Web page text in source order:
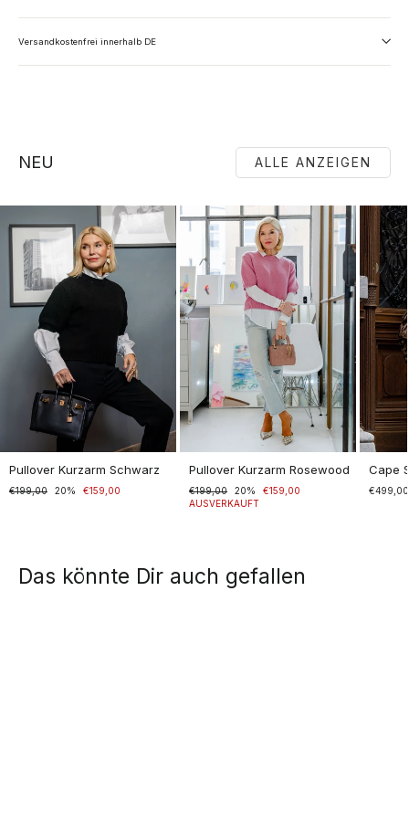
Versandkostenfrei innerhalb DE
NEU ALLE ANZEIGEN
Pullover Kurzarm Schwarz
Normaler
€199,00
Sonderpreis20% €159,00
Pullover Kurzarm Rosewood
Normaler
Preis
€199,00
Sonderpreis20%
€159,00
AUSVERKAUFT
Cape
€499,00
Das könnte Dir auch gefallen